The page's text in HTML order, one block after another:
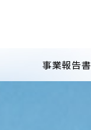
事業報告書